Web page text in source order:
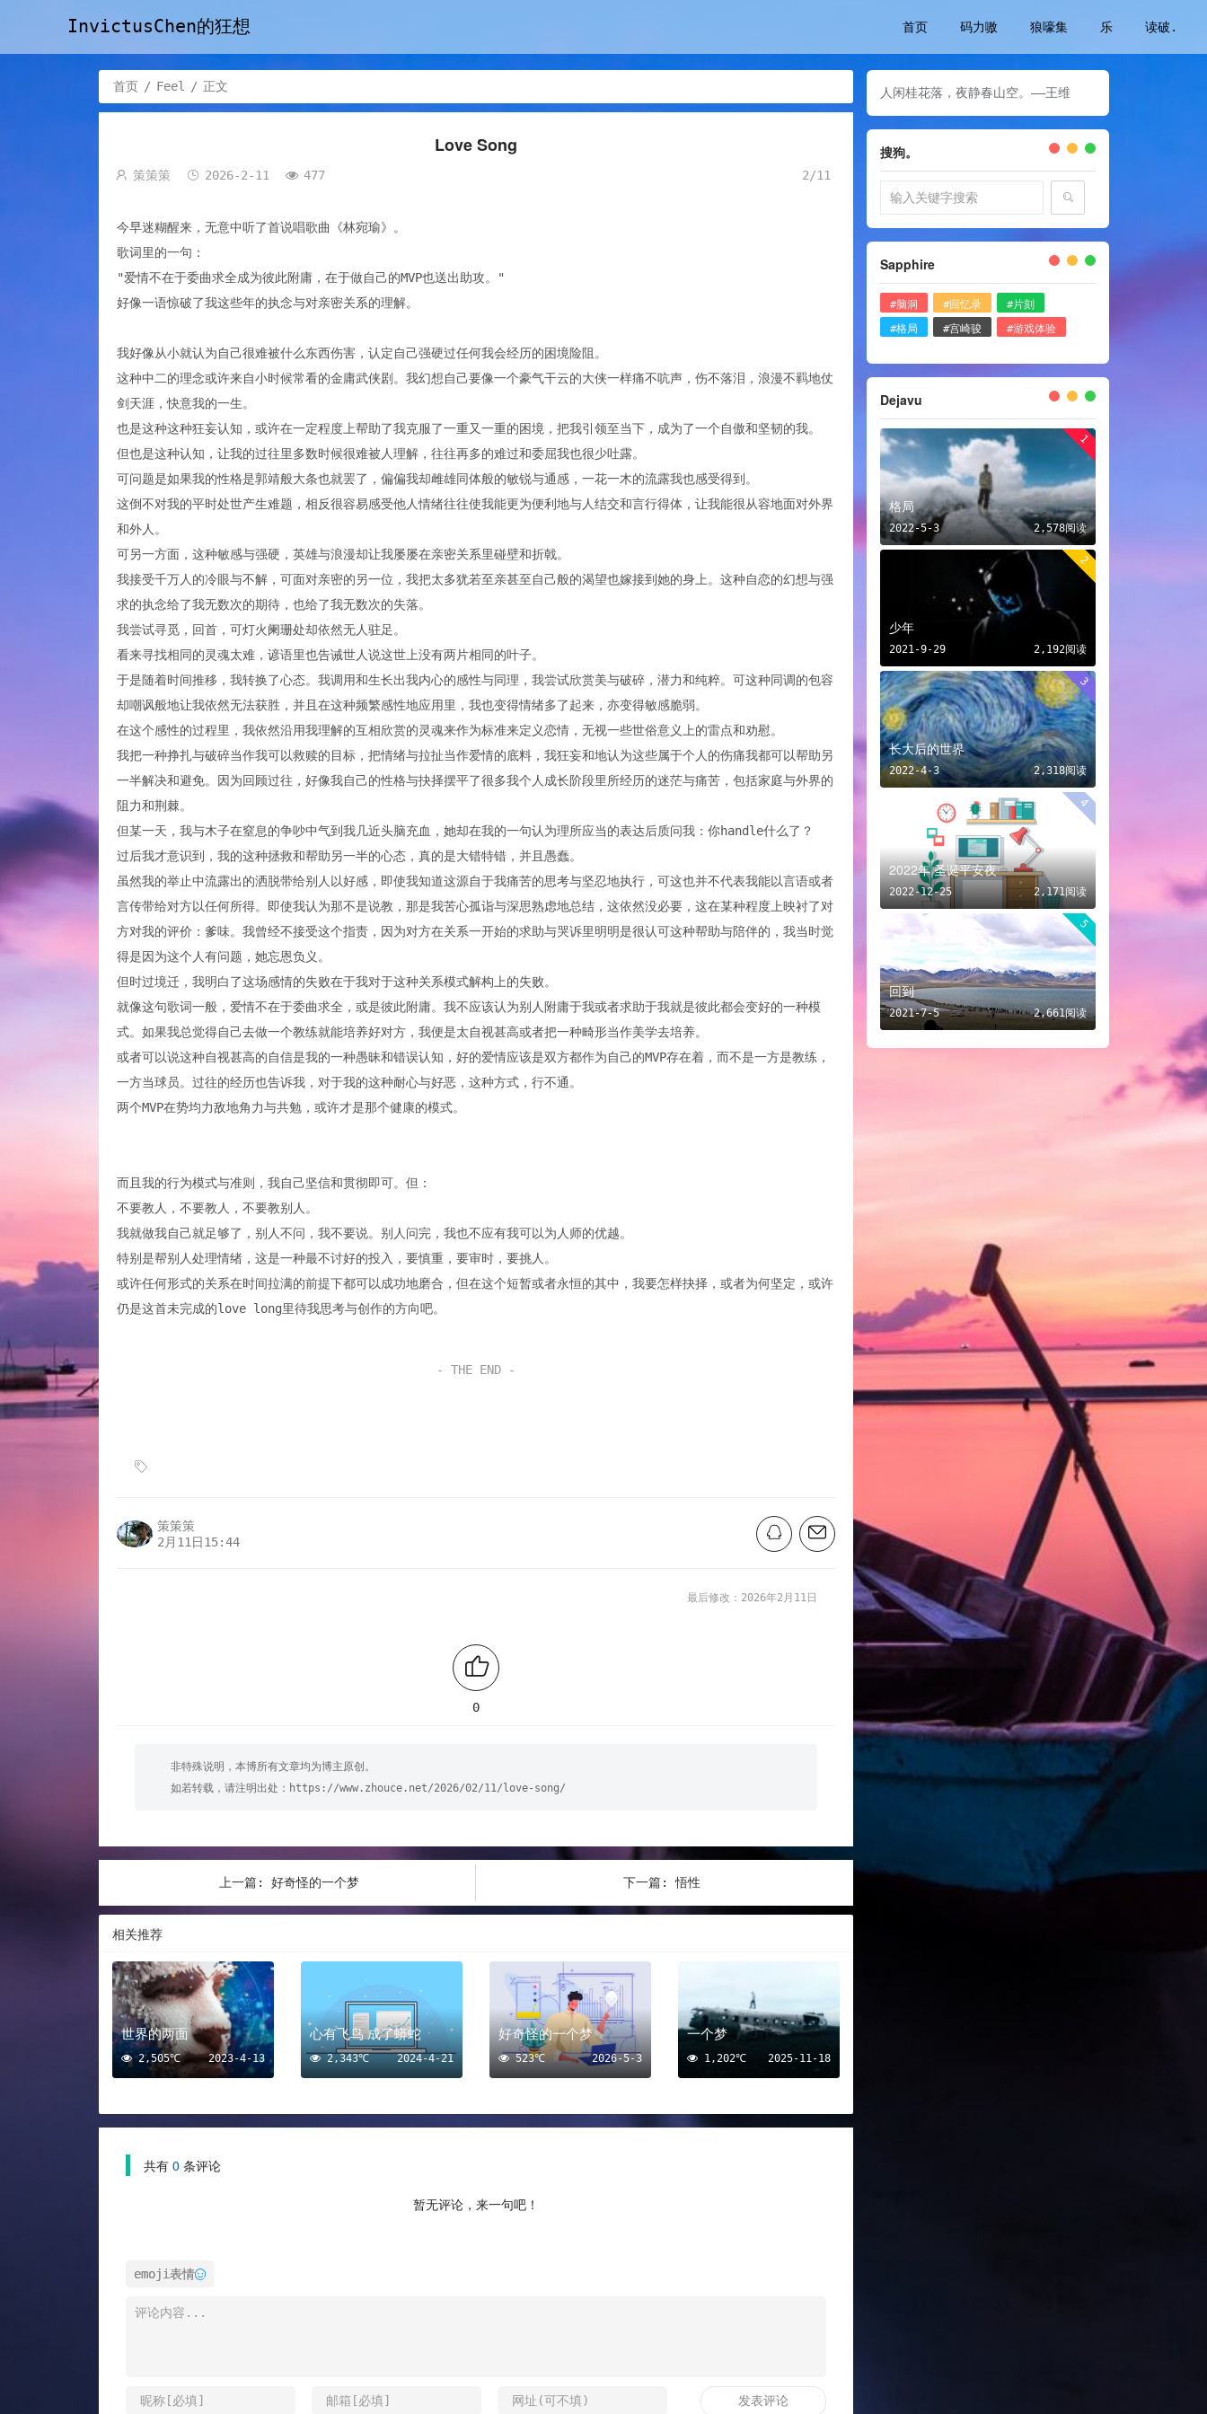
InvictusChen的狂想 首页 码力嗷 狼嚎集 乐 读破.
首页 / Feel / 正文
Love Song
策策策 2026-2-11 477 2/11
今早迷糊醒来，无意中听了首说唱歌曲《林宛瑜》。
歌词里的一句：
"爱情不在于委曲求全成为彼此附庸，在于做自己的MVP也送出助攻。"
好像一语惊破了我这些年的执念与对亲密关系的理解。
我好像从小就认为自己很难被什么东西伤害，认定自己强硬过任何我会经历的困境险阻。
这种中二的理念或许来自小时候常看的金庸武侠剧。我幻想自己要像一个豪气干云的大侠一样痛不吭声，伤不落泪，浪漫不羁地仗
剑天涯，快意我的一生。
也是这种这种狂妄认知，或许在一定程度上帮助了我克服了一重又一重的困境，把我引领至当下，成为了一个自傲和坚韧的我。
但也是这种认知，让我的过往里多数时候很难被人理解，往往再多的难过和委屈我也很少吐露。
可问题是如果我的性格是郭靖般大条也就罢了，偏偏我却雌雄同体般的敏锐与通感，一花一木的流露我也感受得到。
这倒不对我的平时处世产生难题，相反很容易感受他人情绪往往使我能更为便利地与人结交和言行得体，让我能很从容地面对外界
和外人。
可另一方面，这种敏感与强硬，英雄与浪漫却让我屡屡在亲密关系里碰壁和折戟。
我接受千万人的冷眼与不解，可面对亲密的另一位，我把太多犹若至亲甚至自己般的渴望也嫁接到她的身上。这种自恋的幻想与强
求的执念给了我无数次的期待，也给了我无数次的失落。
我尝试寻觅，回首，可灯火阑珊处却依然无人驻足。
看来寻找相同的灵魂太难，谚语里也告诫世人说这世上没有两片相同的叶子。
于是随着时间推移，我转换了心态。我调用和生长出我内心的感性与同理，我尝试欣赏美与破碎，潜力和纯粹。可这种同调的包容
却嘲讽般地让我依然无法获胜，并且在这种频繁感性地应用里，我也变得情绪多了起来，亦变得敏感脆弱。
在这个感性的过程里，我依然沿用我理解的互相欣赏的灵魂来作为标准来定义恋情，无视一些世俗意义上的雷点和劝慰。
我把一种挣扎与破碎当作我可以救赎的目标，把情绪与拉扯当作爱情的底料，我狂妄和地认为这些属于个人的伤痛我都可以帮助另
一半解决和避免。因为回顾过往，好像我自己的性格与抉择摆平了很多我个人成长阶段里所经历的迷茫与痛苦，包括家庭与外界的
阻力和荆棘。
但某一天，我与木子在窒息的争吵中气到我几近头脑充血，她却在我的一句认为理所应当的表达后质问我：你handle什么了？
过后我才意识到，我的这种拯救和帮助另一半的心态，真的是大错特错，并且愚蠢。
虽然我的举止中流露出的洒脱带给别人以好感，即使我知道这源自于我痛苦的思考与坚忍地执行，可这也并不代表我能以言语或者
言传带给对方以任何所得。即使我认为那不是说教，那是我苦心孤诣与深思熟虑地总结，这依然没必要，这在某种程度上映衬了对
方对我的评价：爹味。我曾经不接受这个指责，因为对方在关系一开始的求助与哭诉里明明是很认可这种帮助与陪伴的，我当时觉
得是因为这个人有问题，她忘恩负义。
但时过境迁，我明白了这场感情的失败在于我对于这种关系模式解构上的失败。
就像这句歌词一般，爱情不在于委曲求全，或是彼此附庸。我不应该认为别人附庸于我或者求助于我就是彼此都会变好的一种模
式。如果我总觉得自己去做一个教练就能培养好对方，我便是太自视甚高或者把一种畸形当作美学去培养。
或者可以说这种自视甚高的自信是我的一种愚昧和错误认知，好的爱情应该是双方都作为自己的MVP存在着，而不是一方是教练，
一方当球员。过往的经历也告诉我，对于我的这种耐心与好恶，这种方式，行不通。
两个MVP在势均力敌地角力与共勉，或许才是那个健康的模式。
而且我的行为模式与准则，我自己坚信和贯彻即可。但：
不要教人，不要教人，不要教别人。
我就做我自己就足够了，别人不问，我不要说。别人问完，我也不应有我可以为人师的优越。
特别是帮别人处理情绪，这是一种最不讨好的投入，要慎重，要审时，要挑人。
或许任何形式的关系在时间拉满的前提下都可以成功地磨合，但在这个短暂或者永恒的其中，我要怎样抉择，或者为何坚定，或许
仍是这首未完成的love long里待我思考与创作的方向吧。
- THE END -
策策策
2月11日15:44
最后修改：2026年2月11日
0
非特殊说明，本博所有文章均为博主原创。
如若转载，请注明出处： https://www.zhouce.net/2026/02/11/love-song/
上一篇: 好奇怪的一个梦 下一篇: 悟性
相关推荐
世界的两面
2023-4-13
2,505℃
心有飞鸟 成了蟒蛇
2024-4-21
2,343℃
好奇怪的一个梦
2026-5-3
523℃
一个梦
2025-11-18
1,202℃
共有 0 条评论
暂无评论，来一句吧！
emoji表情
人闲桂花落，夜静春山空。——王维
搜狗。
Sapphire
#脑洞 #回忆录
#片刻
#格局
#宫崎骏 #游戏体验
Dejavu
1
格局
2022-5-3 2,578阅读
2
少年
2021-9-29 2,192阅读
3
长大后的世界
2022-4-3 2,318阅读
4
2022年 圣诞平安夜
2022-12-25 2,171阅读
5
回到
2021-7-5 2,661阅读